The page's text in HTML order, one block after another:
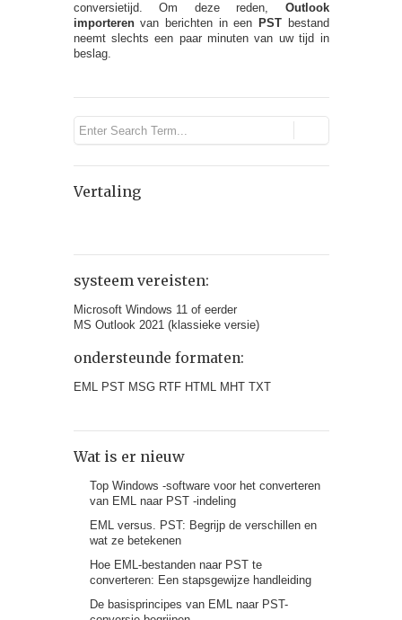
conversietijd. Om deze reden, Outlook
importerenvan berichten in een PSTbestand
neemt slechts een paar minuten van uw tijd in
beslag.
Vertaling
systeem vereisten:
Microsoft Windows 11 of eerder
MS Outlook 2021 (klassieke versie)
ondersteunde formaten:
EML PST MSG RTF HTML MHT TXT
Wat is er nieuw
Top Windows -software voor het converteren
van EML naar PST -indeling
EML versus. PST: Begrijp de verschillen en
wat ze betekenen
Hoe EML-bestanden naar PST te
converteren: Een stapsgewijze handleiding
De basisprincipes van EML naar PST-